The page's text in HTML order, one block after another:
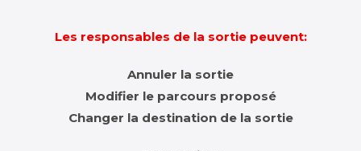
Les responsables de la sortie peuvent:
Annuler la sortie
Modifier le parcours proposé
Changer la destination de la sortie